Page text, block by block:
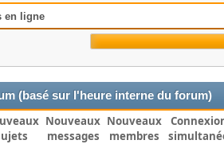
en ligne
(basé sur l'heure interne du forum)
Nouveaux
messages
Nouveaux
membres